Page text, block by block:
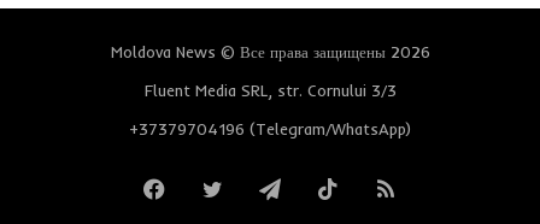
Moldova News © Все права защищены 2026
Fluent Media SRL, str. Cornului 3/3
+37379704196 (Telegram/WhatsApp)
FacebookTwitterTelegramTikTokRSS